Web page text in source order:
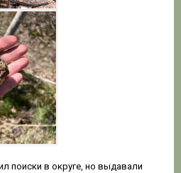
поиски в округе, но выдавали